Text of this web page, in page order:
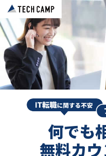
何でも
無料カ